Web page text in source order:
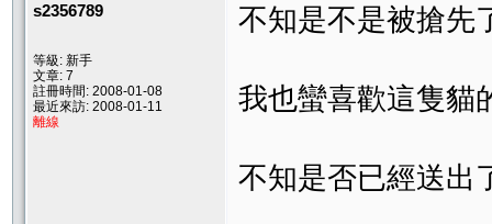
s2356789
等級: 新手
文章: 7
註冊時間: 2008-01-08
最近來訪: 2008-01-11
離線
不知是不是被搶先
我也蠻喜歡這隻貓
不知是否已經送出